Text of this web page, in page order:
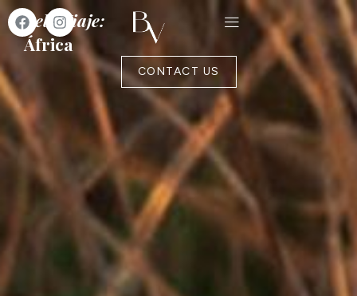
Belo Viaje:
África
CONTACT US